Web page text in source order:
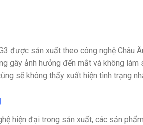
được sản xuất theo công nghệ Châu
gây ảnh hưởng đến mắt và không
sẽ không thấy xuất hiện tình trạng
hiện đại trong sản xuất, các sản phẩm